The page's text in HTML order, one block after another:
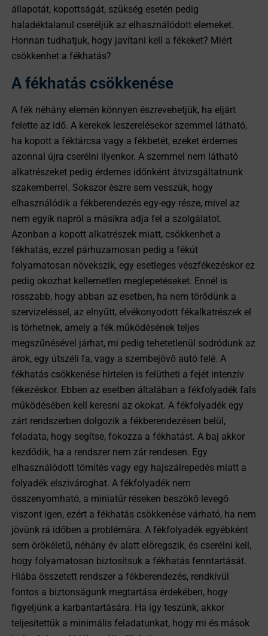
állapotát, kopottságát, szükség esetén pedig
haladéktalanul cseréljük az elhasználódott elemeket.
Honnan tudhatjuk, hogy javítani kell a fékeket? Miért
csökkenhet a fékhatás?
A fékhatás csökkenése
A fék néhány elemén könnyen észrevehetjük, ha eljárt
felette az idő. A kerekek leszerelésekor szemmel látható,
ha kopott a féktárcsa vagy a fékbetét, ezeket érdemes
azonnal újra cserélni ilyenkor. A szemmel nem látható
alkatrészeket pedig érdemes időnként átvizsgáltatnunk
szakemberrel. Sokszor észre sem vesszük, hogy
elhasználódik a fékberendezés egy-egy része, mivel az
nem egyik napról a másikra adja fel a szolgálatot.
Azonban a kopott alkatrészek miatt, csökkenhet a
fékhatás, ezzel párhuzamosan pedig a fékút
folyamatosan növekszik, egy esetleges vészfékezéskor ez
pedig okozhat kellemetlen meglepetéseket. Ennél is
rosszabb, hogy abban az esetben, ha nem törődünk a
szervizeléssel, az elnyűtt, elvékonyodott fékalkatrészek el
is törhetnek, amely a fék működésének teljes
megszűnésével járhat, mi pedig tehetetlenül sodródunk az
árok, egy útszéli fa, vagy a szembejövő autó felé. A
fékhatás csökkenése hirtelen is felütheti a fejét intenzív
fékezéskor. Ebben az esetben általában a fékfolyadék fals
működésében kell keresni az okokat. A fékfolyadék egy
zárt rendszerben dolgozik a fékberendezésen belül,
feladata, hogy segítse, fokozza a fékhatást. A baj akkor
kezdődik, ha a rendszer nem zár rendesen. Egy
elhasználódott tömítés vagy egy hajszálrepedés miatt a
folyadék elszivároghat. A fékfolyadék nem
összenyomható, a miniatűr réseken beszökő levegő
viszont igen, ezért a fékhatás csökkenése várható, ha nem
jövünk rá időben a problémára. A fékfolyadék egyébként
sem örökéletű, néhány év alatt elöregszik, és cserélni kell,
hogy folyamatosan biztosítsuk a fékhatás fenntartását.
Hiába összetett rendszer a fékberendezés, rendkívül
fontos a biztonságunk megtartása érdekében, hogy
figyeljünk a karbantartására. Ha így teszünk, akkor
teljesítettük a minimális feladatunkat, hogy mi és mások